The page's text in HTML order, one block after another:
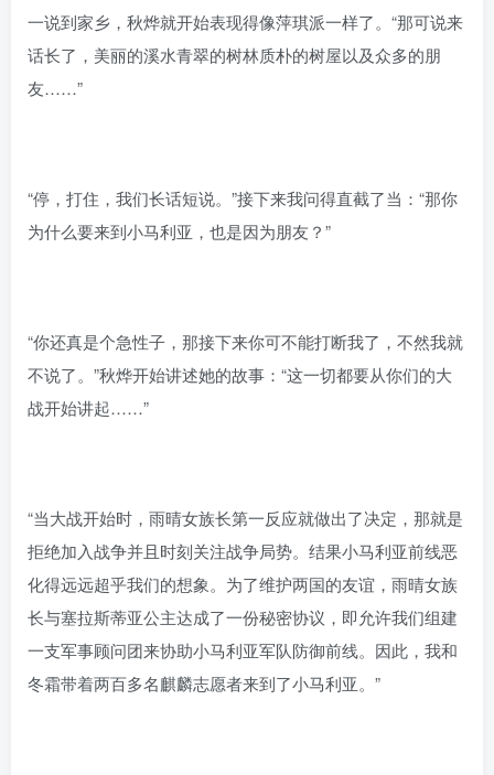
一说到家乡，秋烨就开始表现得像萍琪派一样了。“那可说来
话长了，美丽的溪水青翠的树林质朴的树屋以及众多的朋
友……”
“停，打住，我们长话短说。”接下来我问得直截了当：“那你
为什么要来到小马利亚，也是因为朋友？”
“你还真是个急性子，那接下来你可不能打断我了，不然我就
不说了。”秋烨开始讲述她的故事：“这一切都要从你们的大
战开始讲起……”
“当大战开始时，雨晴女族长第一反应就做出了决定，那就是
拒绝加入战争并且时刻关注战争局势。结果小马利亚前线恶
化得远远超乎我们的想象。为了维护两国的友谊，雨晴女族
长与塞拉斯蒂亚公主达成了一份秘密协议，即允许我们组建
一支军事顾问团来协助小马利亚军队防御前线。因此，我和
冬霜带着两百多名麒麟志愿者来到了小马利亚。”